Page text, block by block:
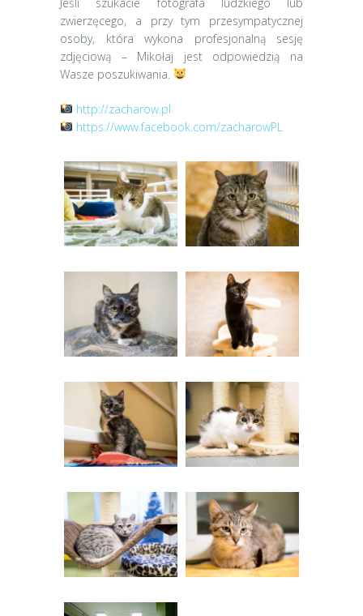
zwierzęcego, a przy tym przesympatycznej
osoby, która wykona profesjonalną sesję
zdjęciową – Mikołaj jest odpowiedzią na
Wasze poszukiwania.
http://zacharow.pl
https://www.facebook.com/zacharowPL